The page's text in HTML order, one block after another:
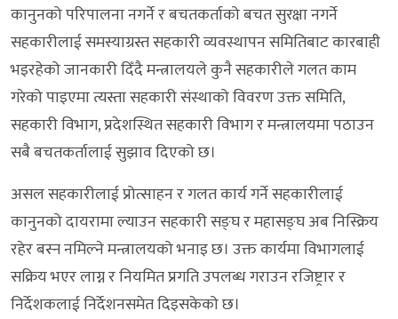
कानुनको परिपालना नगर्ने र बचतकर्ताको बचत सुरक्षा नगर्ने
सहकारीलाई समस्याग्रस्त सहकारी व्यवस्थापन समितिबाट कारबाही
भइरहेको जानकारी दिँदै मन्त्रालयले कुनै सहकारीले गलत काम
गरेको पाइएमा त्यस्ता सहकारी संस्थाको विवरण उक्त समिति,
सहकारी विभाग, प्रदेशस्थित सहकारी विभाग र मन्त्रालयमा पठाउन
सबै बचतकर्तालाई सुझाव दिएको छ।
असल सहकारीलाई प्रोत्साहन र गलत कार्य गर्ने सहकारीलाई
कानुनको दायरामा ल्याउन सहकारी सङ्घ र महासङ्घ अब निस्क्रिय
रहेर बस्न नमिल्ने मन्त्रालयको भनाइ छ। उक्त कार्यमा विभागलाई
सक्रिय भएर लाग्न र नियमित प्रगति उपलब्ध गराउन रजिष्ट्रार र
निर्देशकलाई निर्देशनसमेत दिइसकेको छ।